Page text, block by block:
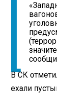
В СК
ехали